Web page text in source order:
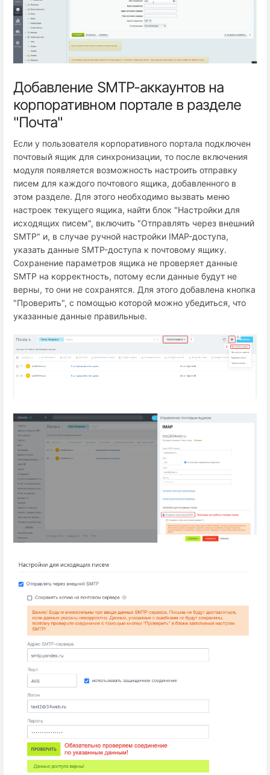
Добавление SMTP-аккаунтов на
корпоративном портале в разделе
"Почта"
Если у пользователя корпоративного портала подключен
почтовый ящик для синхронизации, то после включения
модуля появляется возможность настроить отправку
писем для каждого почтового ящика, добавленного в
этом разделе. Для этого необходимо вызвать меню
настроек текущего ящика, найти блок "Настройки для
исходящих писем", включить "Отправлять через внешний
SMTP" и, в случае ручной настройки IMAP-доступа,
указать данные SMTP-доступа к почтовому ящику.
Сохранение параметров ящика не проверяет данные
SMTP на корректность, потому если данные будут не
верны, то они не сохранятся. Для этого добавлена кнопка
"Проверить", с помощью которой можно убедиться, что
указанные данные правильные.